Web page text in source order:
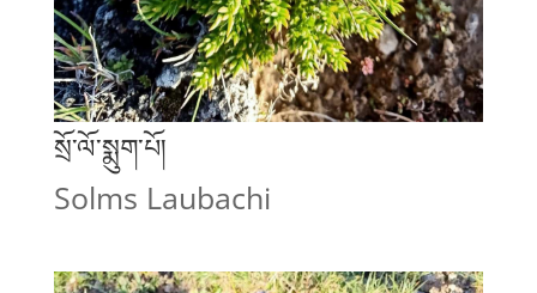
སྲོ་ལོ་སྨུག་པོ།
Solms Laubachi